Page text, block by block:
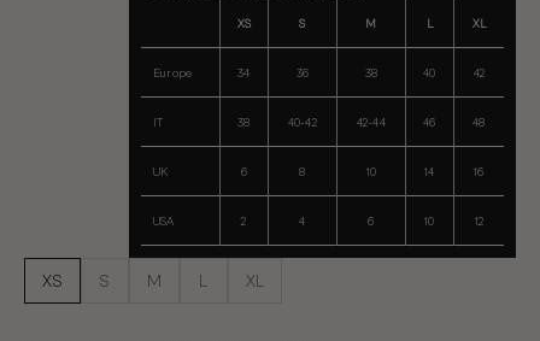
XS S M L XL
Europe 34 36 38 40 42
IT 38 40-42 42-44 46 48
UK 6 8 10 14 16
USA 2 4 6 10 12
XS S M L XL